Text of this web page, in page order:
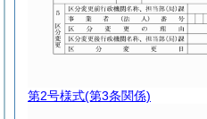
第2号様式(第3条関係)